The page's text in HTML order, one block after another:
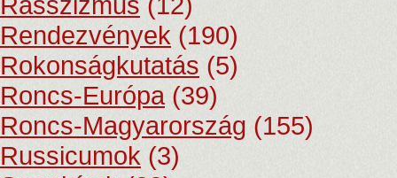
Rendezvények (190)
Rokonságkutatás (5)
Roncs-Európa (39)
Roncs-Magyarország (155)
Russicumok (3)